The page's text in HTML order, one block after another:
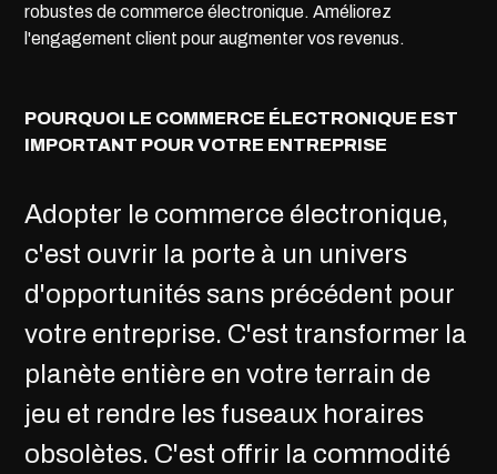
robustes de commerce électronique. Améliorez
l'engagement client pour augmenter vos revenus.
POURQUOI LE COMMERCE ÉLECTRONIQUE EST
IMPORTANT POUR VOTRE ENTREPRISE
Adopter le commerce électronique,
c'est ouvrir la porte à un univers
d'opportunités sans précédent pour
votre entreprise. C'est transformer la
planète entière en votre terrain de
jeu et rendre les fuseaux horaires
obsolètes. C'est offrir la commodité